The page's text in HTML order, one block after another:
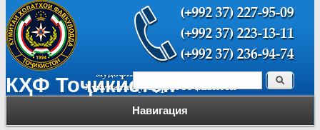
КҲФ Тоҷикистон
Навигация
Форма поиска Поиск